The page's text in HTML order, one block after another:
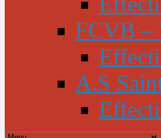
FCVB –
A.S